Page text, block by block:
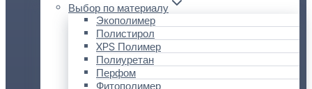
Выбор по материалу
Экополимер
Полистирол
XPS Полимер
Полиуретан
Перфом
Фитополимер